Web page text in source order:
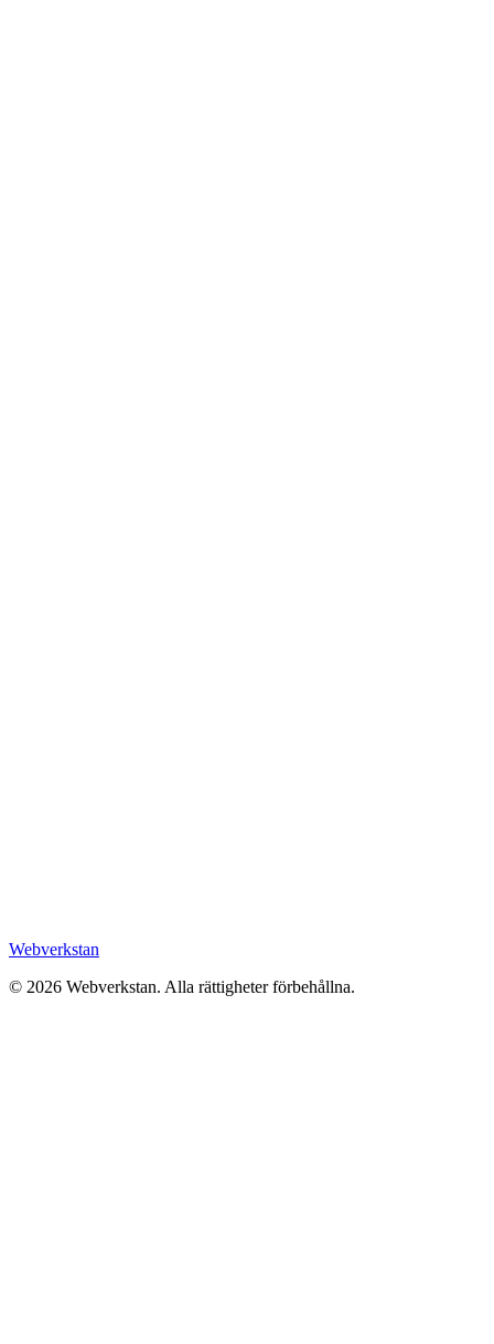
Webverkstan
© 2026 Webverkstan. Alla rättigheter förbehållna.